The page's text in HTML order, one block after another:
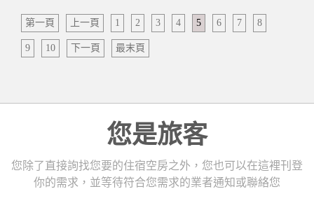
第一頁 上一頁 1 2 3 4 5 6 7 8
9 10 下一頁 最末頁
您是旅客
您除了直接詢找您要的住宿空房之外，您也可以在這裡刊登
你的需求，並等待符合您需求的業者通知或聯絡您